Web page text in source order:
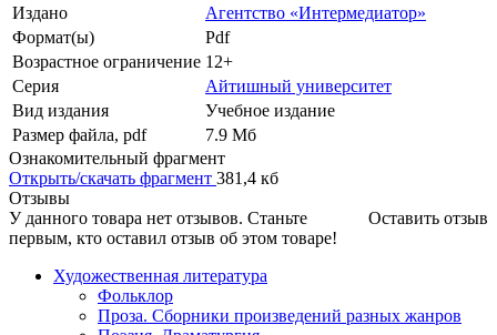
Издано
Агентство «Интермедиатор»
Формат(ы)
Pdf
Возрастное ограничение 12+
Серия
Айтишный университет
Вид издания
Учебное издание
Размер файла, pdf
7.9 Mб
Ознакомительный фрагмент
Открыть/скачать фрагмент 381,4 кб
Отзывы
Оставить отзыв
У данного товара нет отзывов. Станьте
первым, кто оставил отзыв об этом товаре!
Художественная литература
Фольклор
Проза. Сборники произведений разных жанров